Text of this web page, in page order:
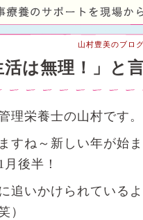
活は無理！」と
山村豊美のブロ
理栄養士の山村です。
すね～新しい年が始
後半！
追いかけられている
）